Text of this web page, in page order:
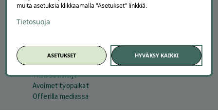
Usein kysytyt kysymykset
Tietoa meistä
Ajankohtaista
Tilaa uutiskirje
Avoimet työpaikat
Offerilla mediassa
muita asetuksia klikkaamalla "Asetukset" linkkiä.
Tietosuoja
ASETUKSET HYVÄKSY KAIKKI